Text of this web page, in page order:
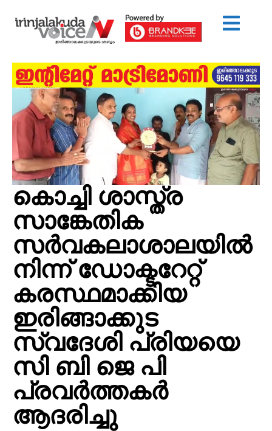
കൊച്ചി ശാസ്ത്ര
സാങ്കേതിക
സർവകലാശാലയിൽ
നിന്ന് ഡോക്ടറേറ്റ്
കരസ്ഥമാക്കിയ
ഇരിങ്ങാക്കുട
സ്വദേശി പ്രിയയെ
സി ബി ജെ പി
പ്രവർത്തകർ
ആദരിച്ചു